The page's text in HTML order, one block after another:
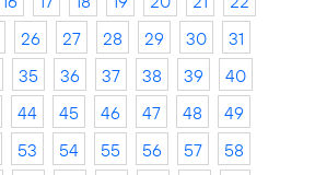
26 27 28 29 30
31
35 36 37 38 39
40
44 45 46 47 48
49
53 54 55 56 57
58